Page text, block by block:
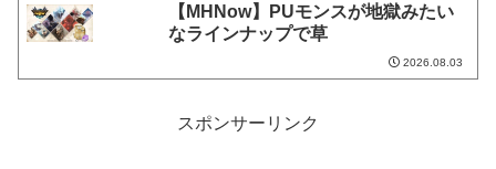
【MHNow】PUモンスが地獄みたい
なラインナップで草
2026.08.03
スポンサーリンク